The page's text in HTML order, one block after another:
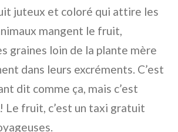
juteux et coloré qui attire les
mangent le fruit,
graines loin de la plante mère
dans leurs excréments. C’est
dit comme ça, mais c’est
Le fruit, c’est un taxi gratuit